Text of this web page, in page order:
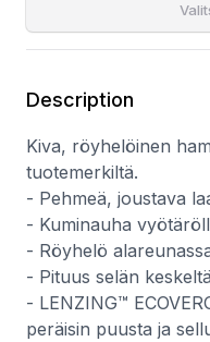
Description
Kiva, röyhelöinen
tuotemerkiltä.
- Pehmeä, joustava
- Kuminauha
- Röyhelö
- Pituus selän
- LENZING™
peräisin puusta ja